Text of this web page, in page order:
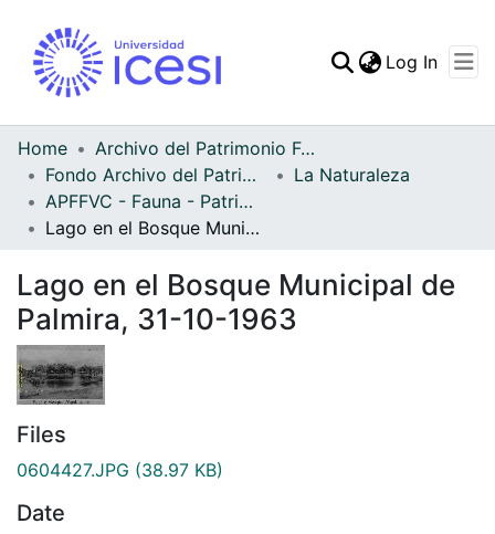
Statistics
Log In
Home
Archivo del Patrimonio Fotográfico y Fílmico del Valle del Cauca
Fondo Archivo del Patrimonio Fotográfico y Fílmico del Valle del Cauca
La Naturaleza
APFFVC - Fauna - Patrimonial
Lago en el Bosque Municipal de Palmira, 31-10-1963
Lago en el Bosque Municipal de
Palmira, 31-10-1963
Files
0604427.JPG (38.97 KB)
Date